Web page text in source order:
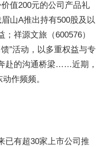
值200元的公司产品礼
山A推出持有500股及以
祥源文旅（600576）
”活动，以多重权益与专
赴的沟通桥梁……近期，
作频频。
已有超30家上市公司推